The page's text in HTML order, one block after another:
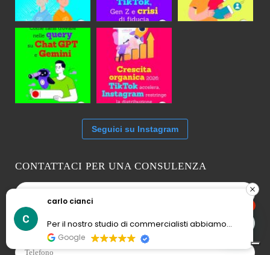
Seguici su Instagram
CONTATTACI PER UNA CONSULENZA
carlo cianci
Per il nostro studio di commercialisti abbiamo
attivato una serie di campagne social per
acquisizione contatti con ottimi risultati. Tutto il
Google